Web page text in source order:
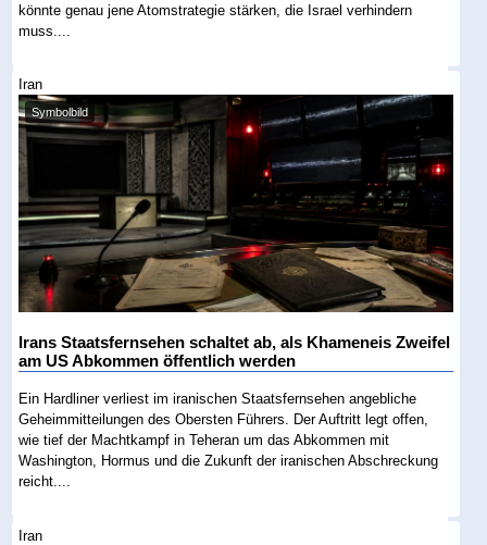
könnte genau jene Atomstrategie stärken, die Israel verhindern
muss....
Iran
Symbolbild
Irans Staatsfernsehen schaltet ab, als Khameneis Zweifel
am US Abkommen öffentlich werden
Ein Hardliner verliest im iranischen Staatsfernsehen angebliche
Geheimmitteilungen des Obersten Führers. Der Auftritt legt offen,
wie tief der Machtkampf in Teheran um das Abkommen mit
Washington, Hormus und die Zukunft der iranischen Abschreckung
reicht....
Iran